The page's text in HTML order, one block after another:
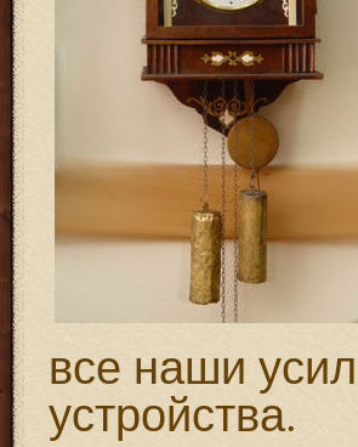
все наши
устройства.